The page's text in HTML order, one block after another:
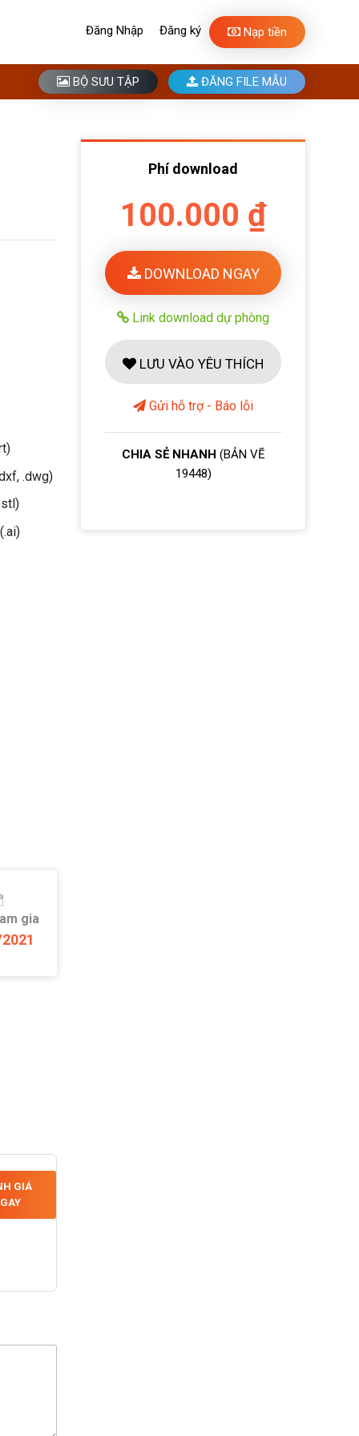
Đăng Nhập Đăng ký Nạp tiền
BỘ SƯU TẬP ĐĂNG FILE MẪU
.dwg)
gia
GIÁ
Phí download
100.000 ₫
DOWNLOAD NGAY
Link download dự phòng
LƯU VÀO YÊU THÍCH
Gửi hỗ trợ - Báo lỗi
CHIA SẺ NHANH (BẢN VẼ
19448)